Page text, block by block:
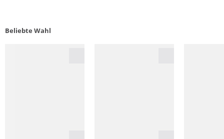
Beliebte Wahl